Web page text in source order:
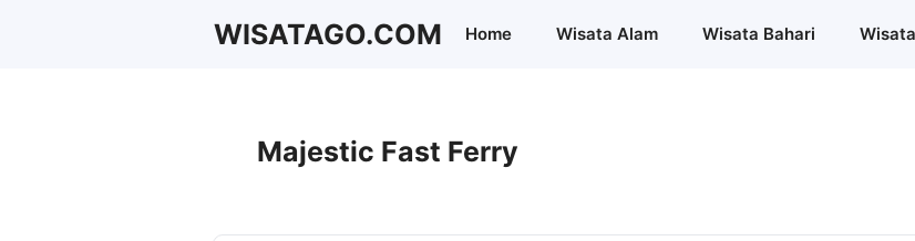
WISATAGO.COM Home Wisata Alam Wisata Bahari
Majestic Fast Ferry